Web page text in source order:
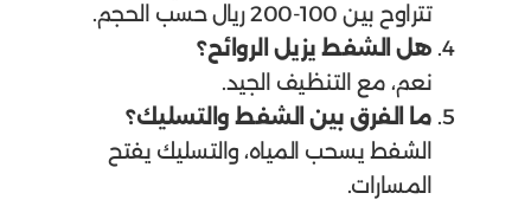
تتراوح بين 100-200 ريال حسب الحجم.
هل الشفط يزيل الروائح؟
نعم، مع التنظيف الجيد.
ما الفرق بين الشفط والتسليك؟
الشفط يسحب المياه، والتسليك يفتح
المسارات.